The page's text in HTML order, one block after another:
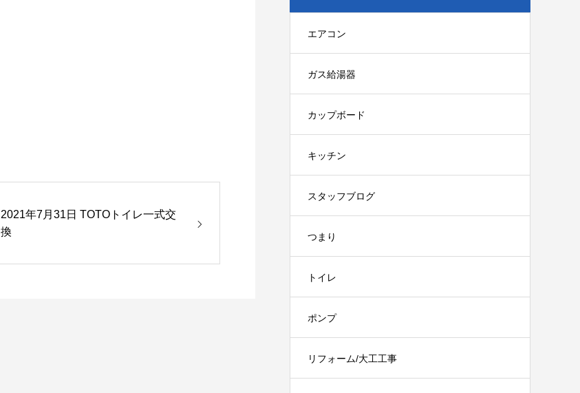
2021年7月31日 TOTOトイレ一式交
換
エアコン
ガス給湯器
カップボード
キッチン
スタッフブログ
つまり
トイレ
ポンプ
リフォーム/大工工事